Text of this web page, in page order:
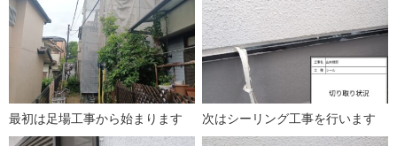
最初は足場工事から始まります 次はシーリング工事を行います